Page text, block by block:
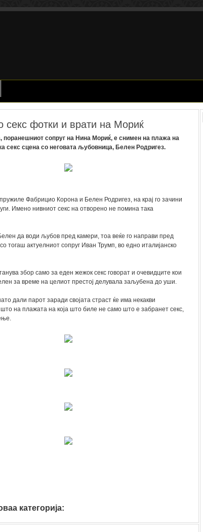
секс фотки и врати на Мориќ
поранешниот сопруг на Нина Мориќ, е снимен на плажа на
секс сцена со неговата љубовница, Белен Родригез.
Фабрицио Корона и Белен Родригез, на крај го зачини
Имено нивниот секс на отворено не помина така
да води љубов пред камери, тоа веќе го направи пред
тогаш актуелниот сопруг Иван Трумп, во едно италијанско
збор само за еден жежок секс говорат и очевидците кои
за време на целиот престој делувала заљубена до уши.
дали парот заради својата страст ќе има некакви
на плажата на која што биле не само што е забранет секс,
категорија: